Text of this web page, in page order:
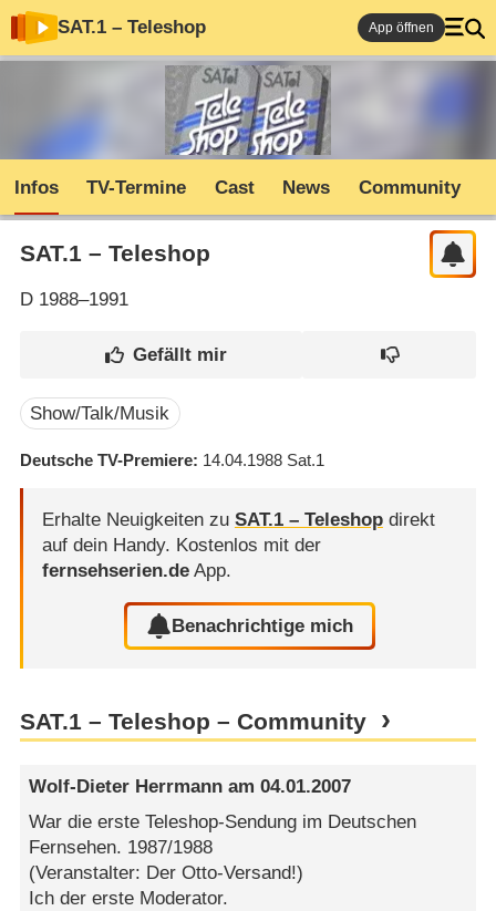
SAT.1 – Teleshop App öffnen
Infos TV-Termine Cast News Community
SAT.1 – Teleshop
D1988–1991
Show/Talk/Musik
Deutsche TV-Premiere 14.04.1988 Sat.1
Erhalte Neuigkeiten zu SAT.1 – Teleshopdirekt
auf dein Handy. Kostenlos mit der
fernsehserien.deApp.
Benachrichtige mich
SAT.1 – Teleshop – Community
Wolf-Dieter Herrmann am04.01.2007
War die erste Teleshop-Sendung im Deutschen
Fernsehen. 1987/1988
(Veranstalter: Der Otto-Versand!)
Ich der erste Moderator.